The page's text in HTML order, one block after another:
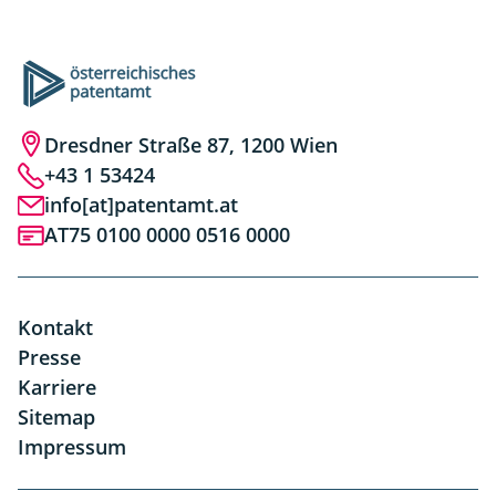
Dresdner Straße 87, 1200 Wien
+43 1 53424
info[at]patentamt.at
AT75 0100 0000 0516 0000
Kontakt
Presse
Karriere
Sitemap
Impressum